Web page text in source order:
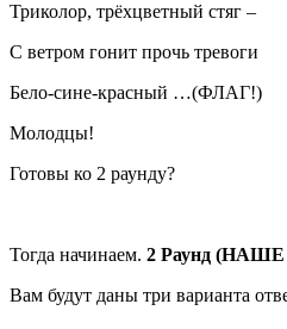
Триколор, трёхцветный стяг –
С ветром гонит прочь тревоги
Бело-сине-красный …(ФЛАГ!)
Молодцы!
Готовы ко 2 раунду?
Тогда начинаем. 2 Раунд
Вам будут даны три варианта